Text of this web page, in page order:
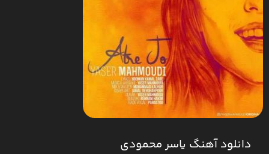
دانلود آهنگ یاسر محمودی